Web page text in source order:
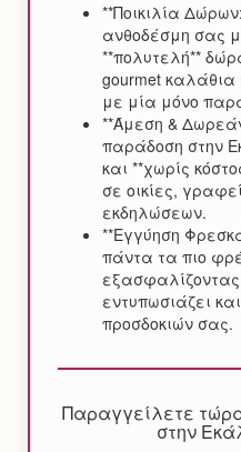
**Ποικιλία
ανθοδέσμη σας
**πολυτελή**
gourmet καλάθια
με μία μόνο
**Άμεση &
παράδοση στην
και **χωρίς
σε οικίες,
εκδηλώσεων.
**Εγγύηση
πάντα τα πιο
εντυπωσιάζει
προσδοκιών σας.
Παραγγείλετε
στην